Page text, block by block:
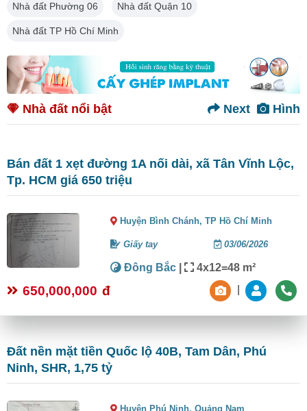
Nhà đất Phường 06 Nhà đất Quận 10
Nhà đất TP Hồ Chí Minh
Nhà đất nổi bật Hình
Next
Bán đất 1 xẹt đường 1A nối dài, xã Tân Vĩnh Lộc,
Tp. HCM giá 650 triệu
Huyện Bình Chánh,TP Hồ Chí Minh
Giấy tay 03/06/2026
Đông Bắc | 4x12=48 m²
650,000,000 đ
Đất nền mặt tiền Quốc lộ 40B, Tam Dân, Phú
Ninh, SHR, 1,75 tỷ
Huyện Phú Ninh,Quảng Nam